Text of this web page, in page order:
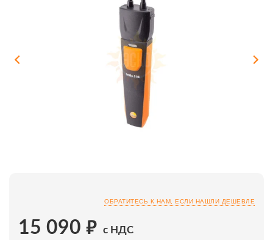
ОБРАТИТЕСЬ К НАМ, ЕСЛИ НАШЛИ ДЕШЕВЛЕ
15 090 ₽ с НДС